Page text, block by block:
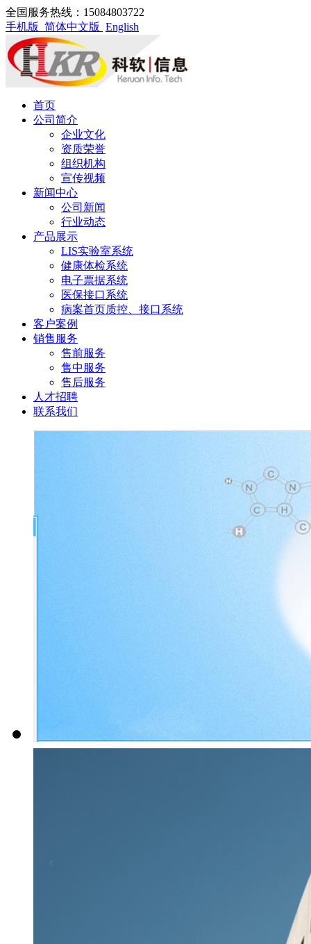
全国服务热线：15084803722
手机版 简体中文版 English
首页
公司简介
企业文化
资质荣誉
组织机构
宣传视频
新闻中心
公司新闻
行业动态
产品展示
LIS实验室系统
健康体检系统
电子票据系统
医保接口系统
病案首页质控、接口系统
客户案例
销售服务
售前服务
售中服务
售后服务
人才招聘
联系我们